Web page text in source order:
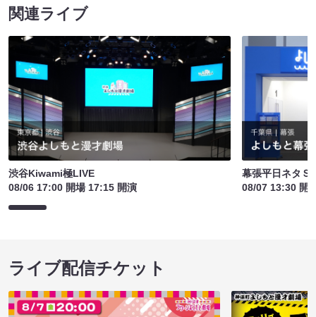
関連ライブ
渋谷Kiwami極LIVE
08/06 17:00 開場 17:15 開演
幕張平日ネタＳ
08/07 13:30 開
ライブ配信チケット